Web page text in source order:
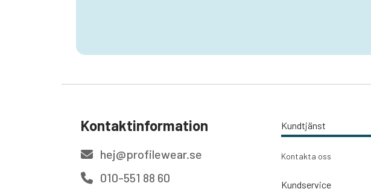
Kontaktinformation
hej@profilewear.se
010-551 88 60
Kundtjänst
Kontakta oss
Kundservice